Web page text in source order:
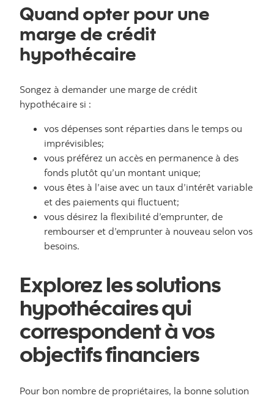
Quand opter pour une
marge de crédit
hypothécaire
Songez à demander une marge de crédit
hypothécaire si :
vos dépenses sont réparties dans le temps ou
imprévisibles;
vous préférez un accès en permanence à des
fonds plutôt qu’un montant unique;
vous êtes à l’aise avec un taux d’intérêt variable
et des paiements qui fluctuent;
vous désirez la flexibilité d’emprunter, de
rembourser et d’emprunter à nouveau selon vos
besoins.
Explorez les solutions
hypothécaires qui
correspondent à vos
objectifs financiers
Pour bon nombre de propriétaires, la bonne solution